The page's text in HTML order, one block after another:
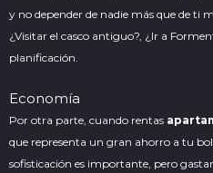
y no depender de nadie más que de ti
¿Visitar el casco antiguo?, ¿Ir a
planificación.
Economía
Por otra parte, cuando rentas
que representa un gran ahorro a tu
sofisticación es importante, pero